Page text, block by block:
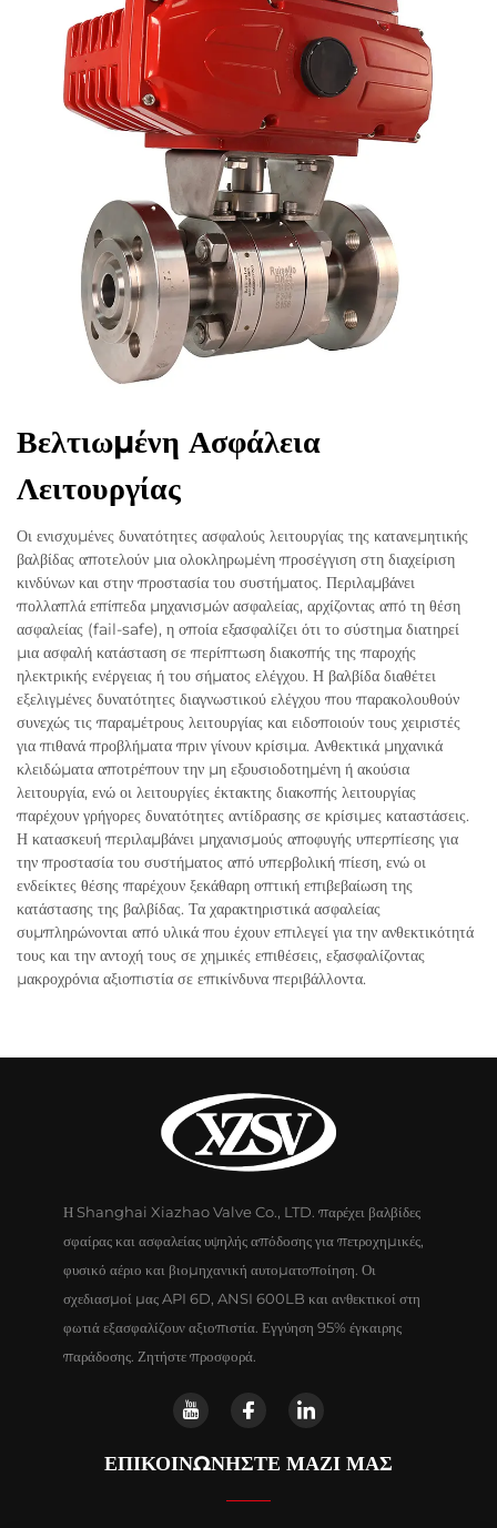
Βελτιωμένη Ασφάλεια
Λειτουργίας
Οι ενισχυμένες δυνατότητες ασφαλούς λειτουργίας της κατανεμητικής
βαλβίδας αποτελούν μια ολοκληρωμένη προσέγγιση στη διαχείριση
κινδύνων και στην προστασία του συστήματος. Περιλαμβάνει
πολλαπλά επίπεδα μηχανισμών ασφαλείας, αρχίζοντας από τη θέση
ασφαλείας (fail-safe), η οποία εξασφαλίζει ότι το σύστημα διατηρεί
μια ασφαλή κατάσταση σε περίπτωση διακοπής της παροχής
ηλεκτρικής ενέργειας ή του σήματος ελέγχου. Η βαλβίδα διαθέτει
εξελιγμένες δυνατότητες διαγνωστικού ελέγχου που παρακολουθούν
συνεχώς τις παραμέτρους λειτουργίας και ειδοποιούν τους χειριστές
για πιθανά προβλήματα πριν γίνουν κρίσιμα. Ανθεκτικά μηχανικά
κλειδώματα αποτρέπουν την μη εξουσιοδοτημένη ή ακούσια
λειτουργία, ενώ οι λειτουργίες έκτακτης διακοπής λειτουργίας
παρέχουν γρήγορες δυνατότητες αντίδρασης σε κρίσιμες καταστάσεις.
Η κατασκευή περιλαμβάνει μηχανισμούς αποφυγής υπερπίεσης για
την προστασία του συστήματος από υπερβολική πίεση, ενώ οι
ενδείκτες θέσης παρέχουν ξεκάθαρη οπτική επιβεβαίωση της
κατάστασης της βαλβίδας. Τα χαρακτηριστικά ασφαλείας
συμπληρώνονται από υλικά που έχουν επιλεγεί για την ανθεκτικότητά
τους και την αντοχή τους σε χημικές επιθέσεις, εξασφαλίζοντας
μακροχρόνια αξιοπιστία σε επικίνδυνα περιβάλλοντα.
Η Shanghai Xiazhao Valve Co., LTD. παρέχει βαλβίδες
σφαίρας και ασφαλείας υψηλής απόδοσης για πετροχημικές,
φυσικό αέριο και βιομηχανική αυτοματοποίηση. Οι
σχεδιασμοί μας API 6D, ANSI 600LB και ανθεκτικοί στη
φωτιά εξασφαλίζουν αξιοπιστία. Εγγύηση 95% έγκαιρης
παράδοσης. Ζητήστε προσφορά.
ΕΠΙΚΟΙΝΩΝΗΣΤΕ ΜΑΖΙ ΜΑΣ